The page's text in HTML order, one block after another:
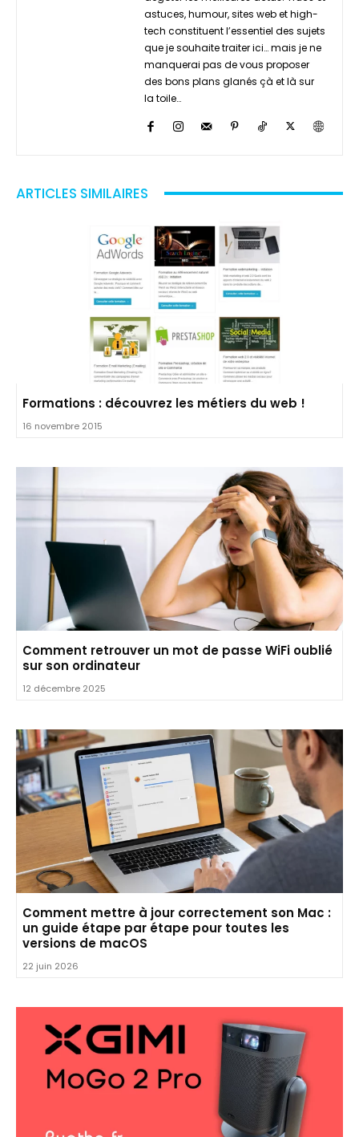
astuces, humour, sites web et high-
tech constituent l’essentiel des sujets
que je souhaite traiter ici… mais je ne
manquerai pas de vous proposer
des bons plans glanés çà et là sur
la toile…
ARTICLES SIMILAIRES
Formations : découvrez les métiers du web !
16 novembre 2015
Comment retrouver un mot de passe WiFi oublié
sur son ordinateur
12 décembre 2025
Comment mettre à jour correctement son Mac :
un guide étape par étape pour toutes les
versions de macOS
22 juin 2026